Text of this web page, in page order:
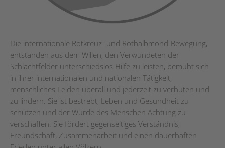
Die internationale Rotkreuz- und Rothalbmond-Bewegung,
entstanden aus dem Willen, den Verwundeten der
Schlachtfelder unterschiedslos Hilfe zu leisten, bemüht sich
in ihrer internationalen und nationalen Tätigkeit,
menschliches Leiden überall und jederzeit zu verhüten und
zu lindern. Sie ist bestrebt, Leben und Gesundheit zu
schützen und der Würde des Menschen Achtung zu
verschaffen. Sie fördert gegenseitiges Verständnis,
Freundschaft, Zusammenarbeit und einen dauerhaften